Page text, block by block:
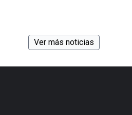
Ver más noticias